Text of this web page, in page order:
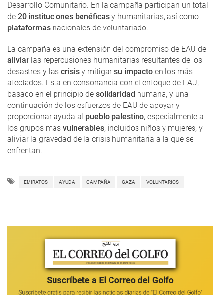
Desarrollo Comunitario. En la campaña participan un total
de 20 instituciones benéficas y humanitarias, así como
plataformas nacionales de voluntariado.
La campaña es una extensión del compromiso de EAU de
aliviar las repercusiones humanitarias resultantes de los
desastres y las crisis y mitigarsu impacto en los más
afectados. Está en consonancia con el enfoque de EAU,
basado en el principio de solidaridad humana, y una
continuación de los esfuerzos de EAU de apoyar y
proporcionar ayuda al pueblo palestino, especialmente a
los grupos más vulnerables, incluidos niños y mujeres, y
aliviar la gravedad de la crisis humanitaria a la que se
enfrentan.
EMIRATOS AYUDA CAMPAÑA GAZA VOLUNTARIOS